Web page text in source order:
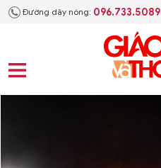
Đường dây nóng: 096.733.5089